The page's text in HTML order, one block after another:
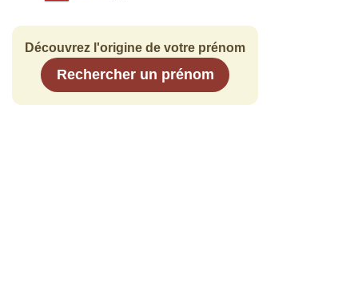
Découvrez l'origine de votre prénom
Rechercher un prénom